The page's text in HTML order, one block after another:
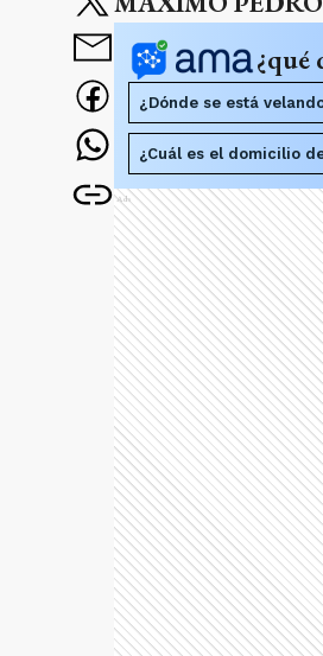
¿qué
¿Dónde se está
¿Cuál es el domicilio
Ads